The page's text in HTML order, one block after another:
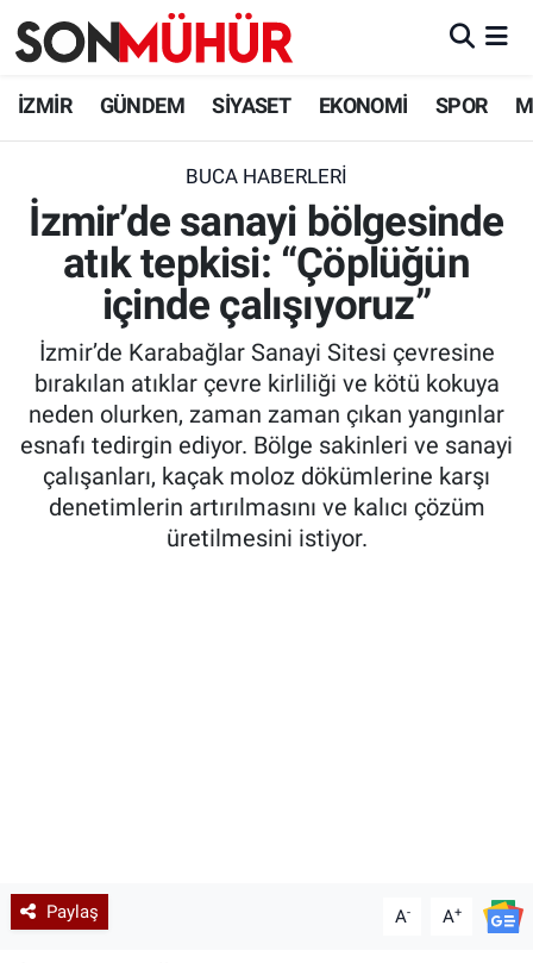
İZMİR GÜNDEM SİYASET EKONOMİ SPOR
BUCA HABERLERI
İzmir’de sanayi bölgesinde
atık tepkisi: “Çöplüğün
içinde çalışıyoruz”
İzmir’de Karabağlar Sanayi Sitesi çevresine
bırakılan atıklar çevre kirliliği ve kötü kokuya
neden olurken, zaman zaman çıkan yangınlar
esnafı tedirgin ediyor. Bölge sakinleri ve sanayi
çalışanları, kaçak moloz dökümlerine karşı
denetimlerin artırılmasını ve kalıcı çözüm
üretilmesini istiyor.
Paylaş A- A+
İzmir Nöbetçi Eczaneler
İzmir Namaz Vakitleri
İzmir Trafik Yoğunluk Haritası
Süper Lig Puan Durumu ve Fikstür
Tüm Manşetler
Son Dakika Haberleri
Haber Arşivi